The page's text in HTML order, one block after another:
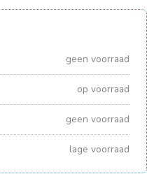
geen voorraad
op voorraad
geen voorraad
lage voorraad